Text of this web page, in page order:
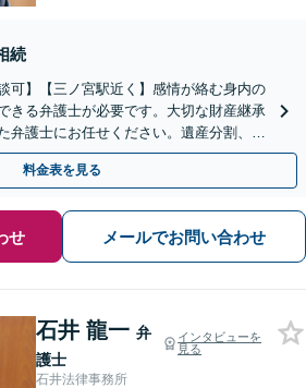
続
可】【三ノ宮駅近く】感情が絡む身内の
きる弁護士が必要です。大切な財産継承
弁護士にお任せください。遺産分割、遺
託など幅広いご相談に対応。
料金表を見る
せ メールでお問い合わせ
石井 龍一 弁
護士
インタビューを
見る
石井法律事務所